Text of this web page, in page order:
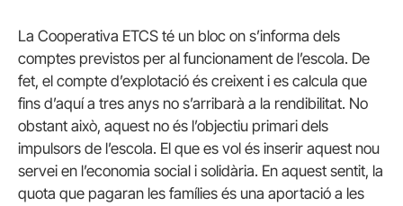
La Cooperativa ETCS té un bloc on s’informa dels
comptes previstos per al funcionament de l’escola. De
fet, el compte d’explotació és creixent i es calcula que
fins d’aquí a tres anys no s’arribarà a la rendibilitat. No
obstant això, aquest no és l’objectiu primari dels
impulsors de l’escola. El que es vol és inserir aquest nou
servei en l’economia social i solidària. En aquest sentit, la
quota que pagaran les famílies és una aportació a les